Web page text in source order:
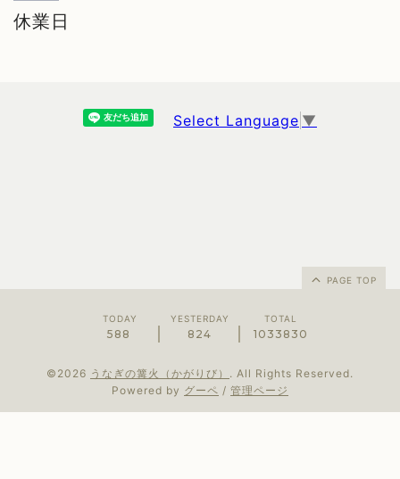
休業日
Select Language ▼
PAGE TOP
TODAY
588
YESTERDAY
824
TOTAL
1033830
©2026 うなぎの篝火（かがりび） . All Rights Reserved.
Powered by グーペ / 管理ページ